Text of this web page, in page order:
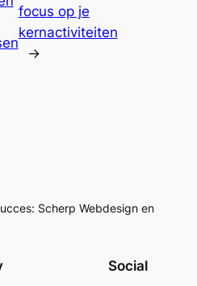
focus op je
kernactiviteiten
→
Scherp Webdesign en
Social